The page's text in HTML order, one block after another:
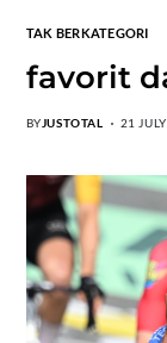
TAK BERKATEGORI
favorit
BY JUSTOTAL 21